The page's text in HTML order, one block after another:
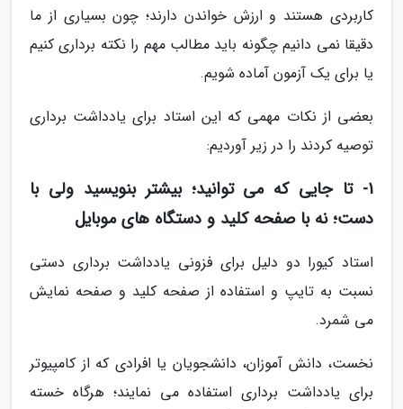
کاربردی هستند و ارزش خواندن دارند؛ چون بسیاری از ما
دقیقا نمی دانیم چگونه باید مطالب مهم را نکته برداری کنیم
یا برای یک آزمون آماده شویم.
بعضی از نکات مهمی که این استاد برای یادداشت برداری
توصیه کردند را در زیر آوردیم:
1- تا جایی که می توانید؛ بیشتر بنویسید ولی با
دست؛ نه با صفحه کلید و دستگاه های موبایل
استاد کیورا دو دلیل برای فزونی یادداشت برداری دستی
نسبت به تایپ و استفاده از صفحه کلید و صفحه نمایش
می شمرد.
نخست، دانش آموزان، دانشجویان یا افرادی که از کامپیوتر
برای یادداشت برداری استفاده می نمایند؛ هرگاه خسته